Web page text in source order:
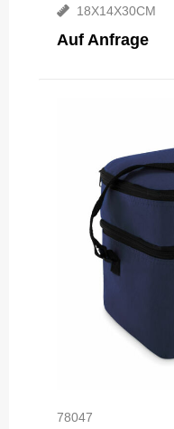
18X14X30CM
Auf Anfrage
78047